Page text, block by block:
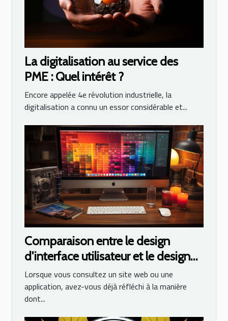
La digitalisation au service des
PME : Quel intérêt ?
Encore appelée 4e révolution industrielle, la
digitalisation a connu un essor considérable et...
Comparaison entre le design
d'interface utilisateur et le design
UX
Lorsque vous consultez un site web ou une
application, avez-vous déjà réfléchi à la manière
dont...